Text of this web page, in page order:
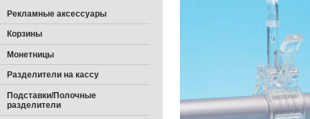
Рекламные аксессуары
Корзины
Монетницы
Разделители на кассу
Подставки/Полочные
разделители